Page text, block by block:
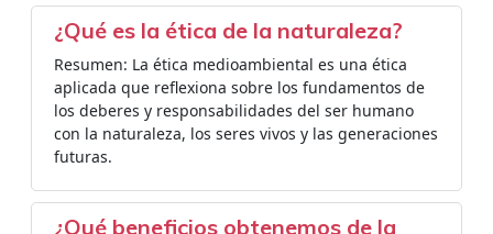
¿Qué es la ética de la naturaleza?
Resumen: La ética medioambiental es una ética
aplicada que reflexiona sobre los fundamentos de
los deberes y responsabilidades del ser humano
con la naturaleza, los seres vivos y las generaciones
futuras.
¿Qué beneficios obtenemos de la